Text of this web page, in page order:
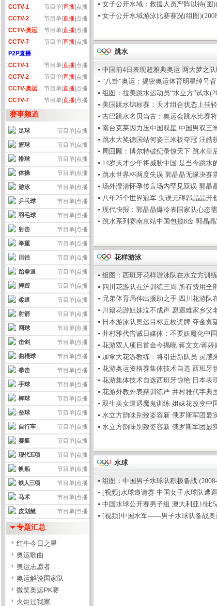
节目单 直播 点播
CCTV-1
节目单 直播 点播
CCTV-2
节目单 直播 点播
CCTV-奥运
节目单 直播 点播
CCTV-7
P2P直播
节目单 直播 点播
CCTV-1
节目单 直播 点播
CCTV-2
节目单 直播 点播
CCTV-奥运
节目单 直播 点播
CCTV-7
赛事频道
节目单 点播
足球
节目单 点播
篮球
节目单 点播
排球
节目单 点播
体操
节目单 点播
游泳
节目单 点播
乒乓球
节目单 点播
羽毛球
节目单 点播
射击
节目单 点播
举重
节目单 点播
田径
节目单 点播
跆拳道
节目单 点播
摔跤
节目单 点播
柔道
节目单 点播
射箭
节目单 点播
网球
节目单 点播
击剑
节目单 点播
曲棍球
节目单 点播
拳击
节目单 点播
手球
节目单 点播
棒球
节目单 点播
垒球
节目单 点播
自行车
节目单 点播
赛艇
节目单 点播
现代五项
节目单 点播
帆船
节目单 点播
铁人三项
节目单 点播
马术
节目单 点播
皮划艇
专题汇总
红牛今日之星
奥运歌曲
奥运志愿者
奥运解说国家队
微笑奥运PK赛
火炬过我家
女子公开水域：救援人员严阵以待(图
女子公开水域游泳比赛赛况(组图
跳水
中国前4日表现超雅典奥运 两大梦之
"八卦"奥运：揭密奥运体育明星绰号
组图：拉美跳水运动员“水立方”试水
美国跳水锦标赛：天才组合状态上佳
古巴跳水名贝当古：奥运会跳水比赛
南台克莱因力压中国双星 中国男双三
跳水大奖德国站何姿三米板夺冠 汪皓
周回顾：博尔特破纪录惊天下 跳水皇
14岁天才少年将威胁中国 是当今跳水
跳水世界杯两度失误 郭晶晶无缘决赛
场外澄清怀孕传言场内罕见双误 郭晶
八年25个世界冠军 失误无碍郭晶晶开
现代快报：郭晶晶爆冷表国家队心态
跳水系列赛南京站中国包揽8金 郭晶
花样游泳
组图：西班牙花样游泳队在水立方训
四川花游队在沪训练三周 所有费用全
兄弟体育局伸出援助之手 四川花游队
川籍花游姐妹泣不成声 愿遇难家乡父
日本游泳队奥运目标五枚奖牌 夺金冀
井村雅代告诫日媒体：不要妖魔化中
花游双人项目首金今揭晓 蒋文文/蒋婷
加拿大花游教练：将引进新队员 灵感
花游奥运资格赛集体技术自选 西班牙
花游集体技术自选西班牙惊艳 日本表
花游外教外表慈训练严 井村雅代字典
双生美女遭遇魔鬼训练 姐妹花改变中
水立方韵味别致姿容新 俄罗斯军团显
水立方韵味别致姿容新 俄罗斯军团显
水球
组图：中国男子水球队积极备战
[视频]水球邀请赛 中国女子水球队遭
中国水球公开赛男子组 澳大利亚18比
[视频]中国水军——男子水球队备战奥